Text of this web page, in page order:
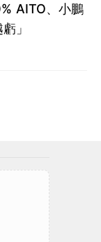
AITO、小鵬
」